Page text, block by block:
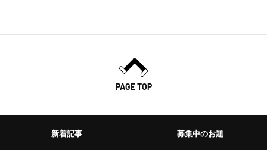
PAGE TOP
新着記事 募集中のお題